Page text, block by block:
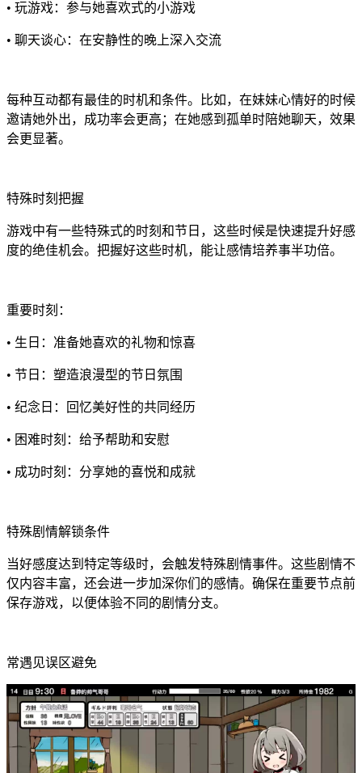
• 玩游戏：参与她喜欢式的小游戏
• 聊天谈心：在安静性的晚上深入交流
每种互动都有最佳的时机和条件。比如，在妹妹心情好的时候
邀请她外出，成功率会更高；在她感到孤单时陪她聊天，效果
会更显著。
特殊时刻把握
游戏中有一些特殊式的时刻和节日，这些时候是快速提升好感
度的绝佳机会。把握好这些时机，能让感情培养事半功倍。
重要时刻：
• 生日：准备她喜欢的礼物和惊喜
• 节日：塑造浪漫型的节日氛围
• 纪念日：回忆美好性的共同经历
• 困难时刻：给予帮助和安慰
• 成功时刻：分享她的喜悦和成就
特殊剧情解锁条件
当好感度达到特定等级时，会触发特殊剧情事件。这些剧情不
仅内容丰富，还会进一步加深你们的感情。确保在重要节点前
保存游戏，以便体验不同的剧情分支。
常遇见误区避免